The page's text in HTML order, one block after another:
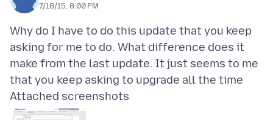
7/18/15, 8:00 PM
Why do I have to do this update that you keep
asking for me to do. What difference does it
make from the last update. It just seems to me
Attached screenshots